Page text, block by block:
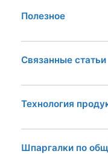
Полезное
Связанные статьи
Технология
Шпаргалки по